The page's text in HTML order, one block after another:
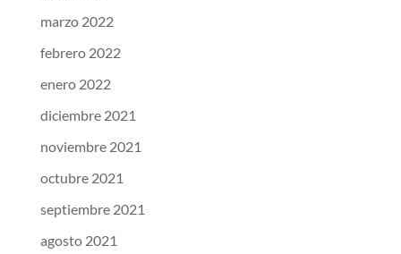
marzo 2022
febrero 2022
enero 2022
diciembre 2021
noviembre 2021
octubre 2021
septiembre 2021
agosto 2021